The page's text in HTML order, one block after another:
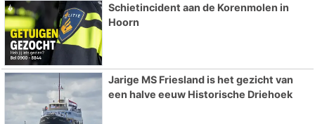
Schietincident aan de Korenmolen in
Hoorn
Jarige MS Friesland is het gezicht van
een halve eeuw Historische Driehoek